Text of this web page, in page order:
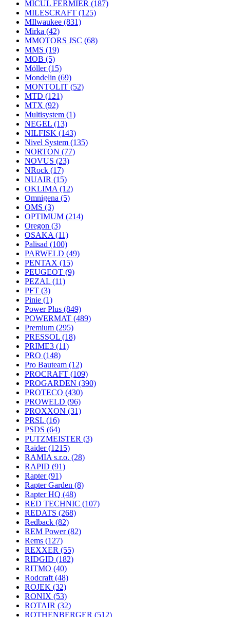
MICUL FERMIER (187)
MILESCRAFT (125)
MIlwaukee (831)
Mirka (42)
MMOTORS JSC (68)
MMS (19)
MOB (5)
Möller(15)
Mondelin (69)
MONTOLIT (52)
MTD (121)
MTX (92)
Multisystem (1)
NEGEL (13)
NILFISK (143)
Nivel System (135)
NORTON (77)
NOVUS (23)
NRock (17)
NUAIR (15)
OKLIMA (12)
Omnigena (5)
OMS (3)
OPTIMUM (214)
Oregon (3)
OSAKA (11)
Palisad (100)
PARWELD (49)
PENTAX (15)
PEUGEOT (9)
PEZAL (11)
PFT (3)
Pinie (1)
Power Plus (849)
POWERMAT (489)
Premium (295)
PRESSOL (18)
PRIME3 (11)
PRO (148)
Pro Bauteam (12)
PROCRAFT (109)
PROGARDEN (390)
PROTECO (430)
PROWELD (96)
PROXXON (31)
PRSL (16)
PSDS (64)
PUTZMEISTER (3)
Raider(1215)
RAMIA s.r.o. (28)
RAPID (91)
Rapter(91)
Rapter Garden (8)
Rapter HQ (48)
RED TECHNIC (107)
REDATS (268)
Redback (82)
REM Power(82)
Rems (127)
REXXER (55)
RIDGID (182)
RITMO (40)
Rodcraft (48)
ROJEK (32)
RONIX (53)
ROTAIR (32)
ROTHENBERGER (512)